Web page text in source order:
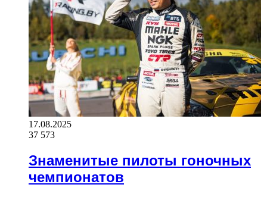
17.08.2025
37 573
Знаменитые пилоты гоночных
чемпионатов